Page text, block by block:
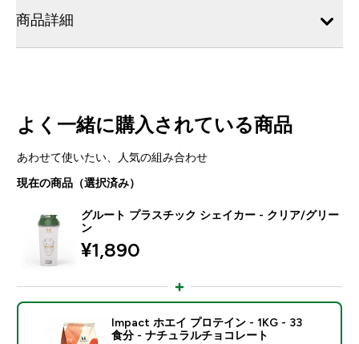
商品詳細
よく一緒に購入されている商品
あわせて使いたい、人気の組み合わせ
現在の商品（選択済み）
グルート プラスチック シェイカー - クリア/グリー
ン
¥1,890‎
Impact ホエイ プロテイン - 1KG - 33
食分 - ナチュラルチョコレート